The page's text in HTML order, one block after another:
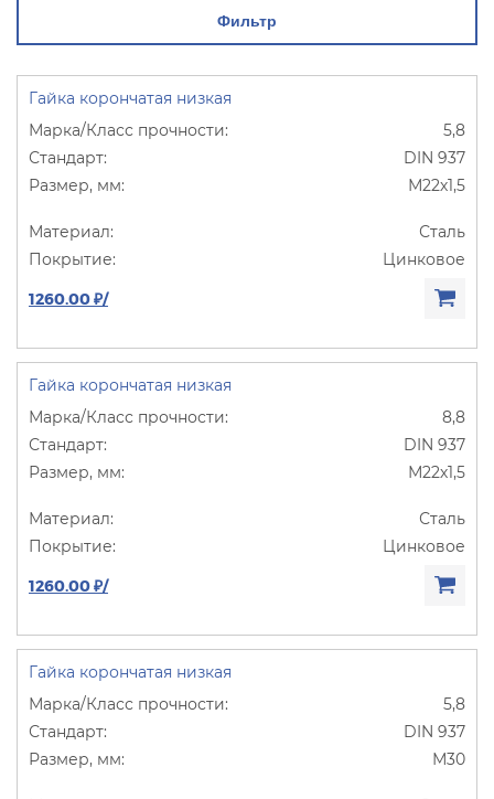
Фильтр
Гайка корончатая низкая
5,8
DIN 937
М22х1,5
Сталь
Цинковое
1260.00 ₽/
Гайка корончатая низкая
8,8
DIN 937
М22х1,5
Сталь
Цинковое
1260.00 ₽/
Гайка корончатая низкая
5,8
DIN 937
М30